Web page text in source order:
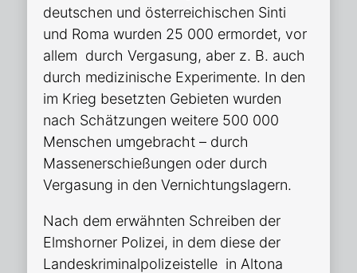
deutschen und österreichischen Sinti
und Roma wurden 25 000 ermordet, vor
allem durch Vergasung, aber z. B. auch
durch medizinische Experimente. In den
im Krieg besetzten Gebieten wurden
nach Schätzungen weitere 500 000
Menschen umgebracht – durch
Massenerschießungen oder durch
Vergasung in den Vernichtungslagern.
Nach dem erwähnten Schreiben der
Elmshorner Polizei, in dem diese der
Landeskriminalpolizeistelle in Altona